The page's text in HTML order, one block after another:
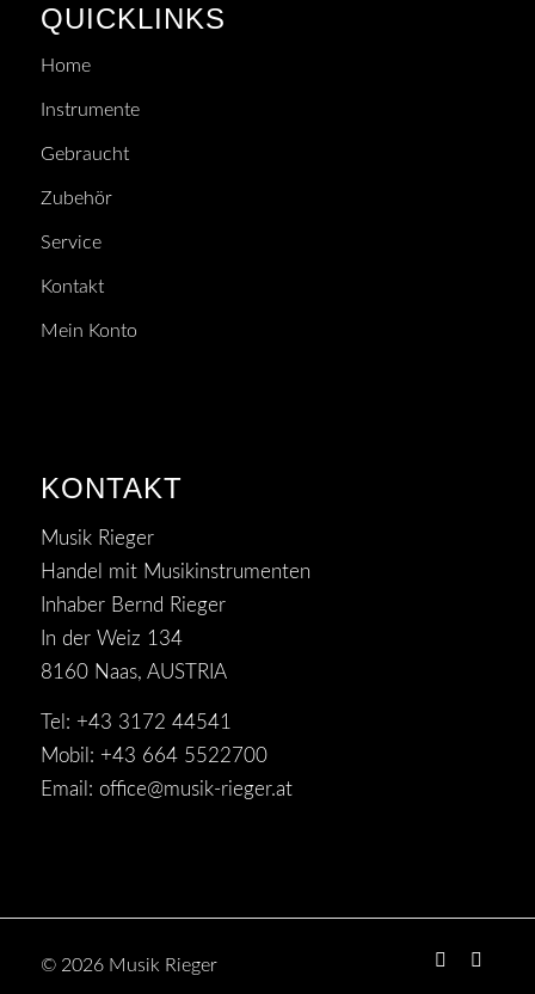
QUICKLINKS
Home
Instrumente
Gebraucht
Zubehör
Service
Kontakt
Mein Konto
KONTAKT
Musik Rieger
Handel mit Musikinstrumenten
Inhaber Bernd Rieger
In der Weiz 134
8160 Naas, AUSTRIA
Tel: +43 3172 44541
Mobil: +43 664 5522700
Email: office@musik-rieger.at
© 2026 Musik Rieger